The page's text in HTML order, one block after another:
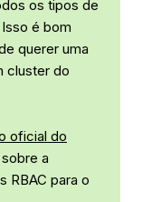
os tipos de
é bom
querer uma
cluster do
oficial do
a
RBAC para o